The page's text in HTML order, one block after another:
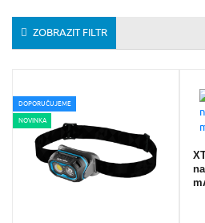
ZOBRAZIT FILTR
DOPORUČUJEME
NOVINKA